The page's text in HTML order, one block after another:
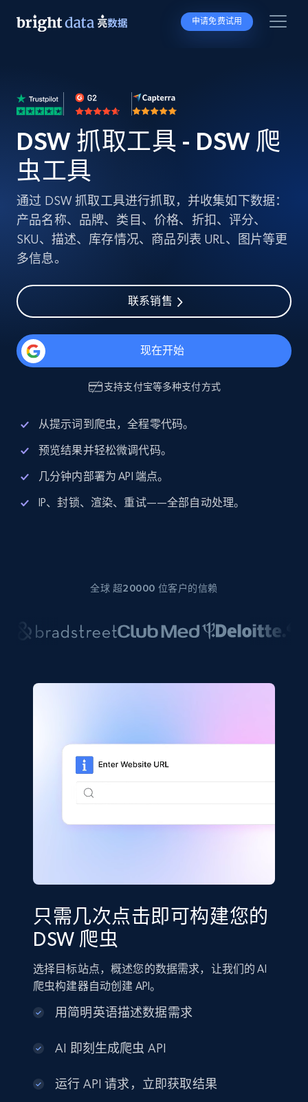
申请免费试用
DSW 抓取工具 - DSW 爬
虫工具
通过 DSW 抓取工具进行抓取，并收集如下数据：
产品名称、品牌、类目、价格、折扣、评分、
SKU、描述、库存情况、商品列表 URL、图片等更
多信息。
联系销售
现在开始
支持支付宝等多种支付方式
从提示词到爬虫，全程零代码。
预览结果并轻松微调代码。
几分钟内部署为 API 端点。
IP、封锁、渲染、重试——全部自动处理。
全球 超20000 位客户的信赖
只需几次点击即可构建您的
DSW 爬虫
选择目标站点，概述您的数据需求，让我们的 AI
爬虫构建器自动创建 API。
用简明英语描述数据需求
AI 即刻生成爬虫 API
运行 API 请求，立即获取结果